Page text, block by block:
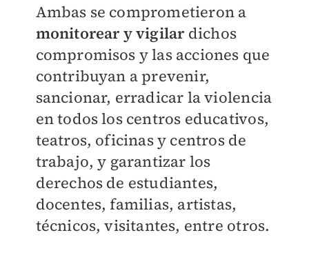
Ambas se comprometieron a
monitorear y vigilar dichos
compromisos y las acciones que
contribuyan a prevenir,
sancionar, erradicar la violencia
en todos los centros educativos,
teatros, oficinas y centros de
trabajo, y garantizar los
derechos de estudiantes,
docentes, familias, artistas,
técnicos, visitantes, entre otros.